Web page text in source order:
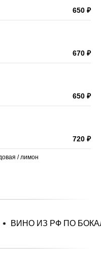
650 ₽
670 ₽
650 ₽
720 ₽
/ лимон
РФ ПО БОКАЛАМ